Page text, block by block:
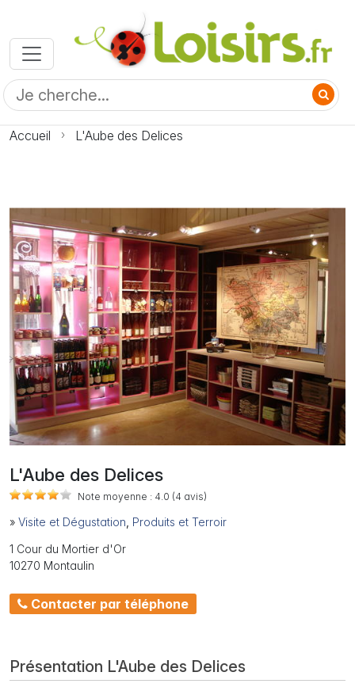
Accueil L'Aube des Delices
Photo L'Aube des Delices
L'Aube des Delices
Note moyenne : 4.0 (4 avis)
» Visite et Dégustation Produits et Terroir
1 Cour du Mortier d'Or
10270 Montaulin
Contacter par téléphone
Présentation L'Aube des Delices